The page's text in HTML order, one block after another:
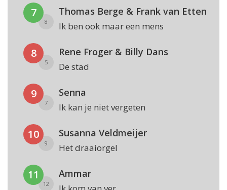
7
8
Thomas Berge & Frank van Etten
Ik ben ook maar een mens
8
5
Rene Froger & Billy Dans
De stad
9
7
Senna
Ik kan je niet vergeten
10
9
Susanna Veldmeijer
Het draaiorgel
11
12
Ammar